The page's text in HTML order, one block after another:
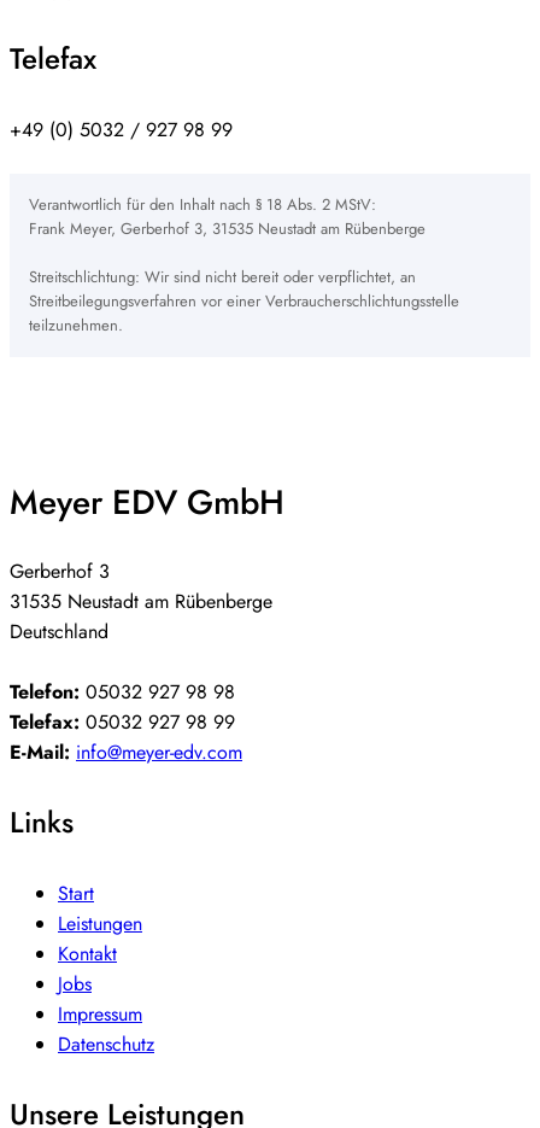
Telefax
+49 (0) 5032 / 927 98 99
Verantwortlich für den Inhalt nach § 18 Abs. 2 MStV:
Frank Meyer, Gerberhof 3, 31535 Neustadt am Rübenberge
Streitschlichtung: Wir sind nicht bereit oder verpflichtet, an
Streitbeilegungsverfahren vor einer Verbraucherschlichtungsstelle
teilzunehmen.
Meyer EDV GmbH
Gerberhof 3
31535 Neustadt am Rübenberge
Deutschland
Telefon: 05032 927 98 98
Telefax: 05032 927 98 99
E-Mail: info@meyer-edv.com
Links
Start
Leistungen
Kontakt
Jobs
Impressum
Datenschutz
Unsere Leistungen